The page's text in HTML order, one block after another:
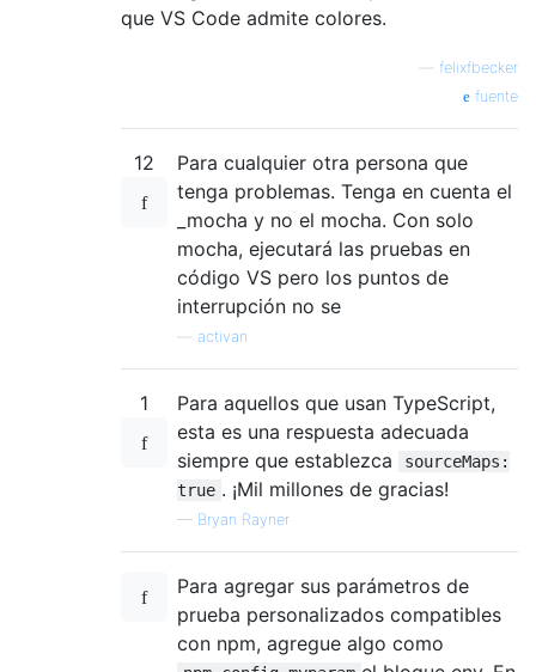
que VS Code admite colores.
felixfbecker
fuente
12
Para cualquier otra persona que
tenga problemas. Tenga en cuenta el
_mocha y no el mocha. Con solo
mocha, ejecutará las pruebas en
código VS pero los puntos de
interrupción no se
activan
1
Para aquellos que usan TypeScript,
esta es una respuesta adecuada
siempre que establezca
sourceMaps:
true . ¡Mil millones de gracias!
— Bryan Rayner
Para agregar sus parámetros de
prueba personalizados compatibles
con npm, agregue algo como